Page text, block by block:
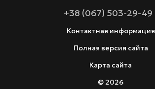
+38 (067) 503-29-49
Контактная информация
Полная версия сайта
Карта сайта
© 2026